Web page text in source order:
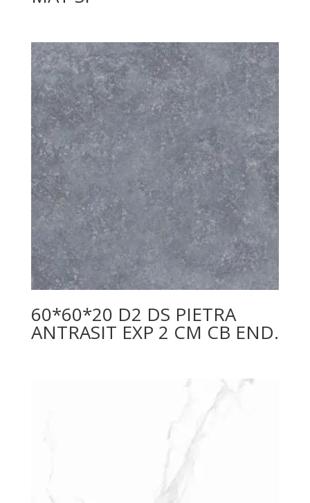
60*60*20 D2 DS PIETRA
ANTRASIT EXP 2 CM CB END.